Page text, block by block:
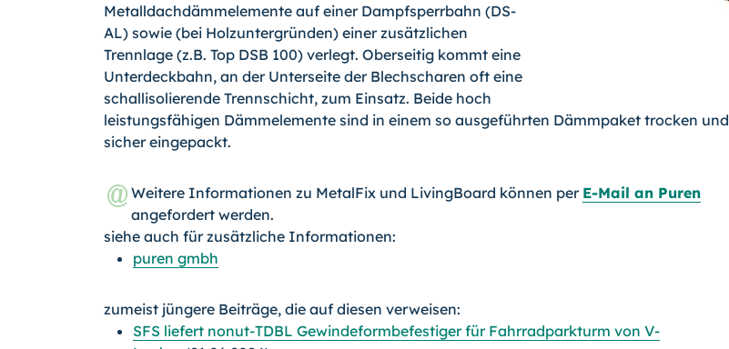
Metalldachdämmelemente auf einer Dampfsperrbahn (DS-
AL) sowie (bei Holzuntergründen) einer zusätzlichen
Trennlage (z.B. Top DSB 100) verlegt. Oberseitig kommt eine
Unterdeckbahn, an der Unterseite der Blechscharen oft eine
schallisolierende Trennschicht, zum Einsatz. Beide hoch
leistungsfähigen Dämmelemente sind in einem so ausgeführten Dämmpaket trocken und
sicher eingepackt.
Weitere Informationen zu MetalFix und LivingBoard können per E-Mail an Puren
angefordert werden.
siehe auch für zusätzliche Informationen:
puren gmbh
zumeist jüngere Beiträge, die auf diesen verweisen:
SFS liefert nonut-TDBL Gewindeformbefestiger für Fahrradparkturm von V-